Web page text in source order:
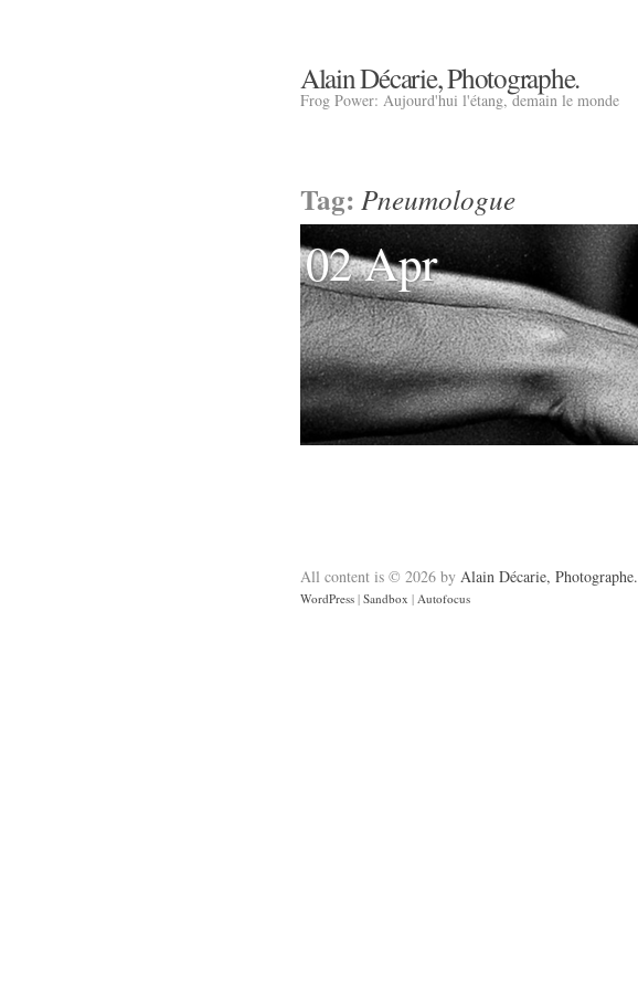
Alain Décarie, Photographe.
Frog Power: Aujourd'hui l'étang, demain le monde
Tag: Pneumologue
02 Apr
All content is © 2026 by Alain Décarie, Photographe.
WordPress | Sandbox | Autofocus